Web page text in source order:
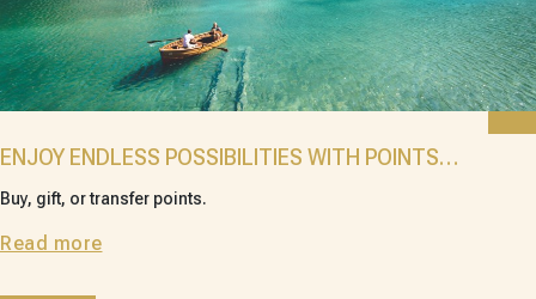
ENJOY ENDLESS POSSIBILITIES WITH POINTS
PURCHASE
Buy, gift, or transfer points.
Read more